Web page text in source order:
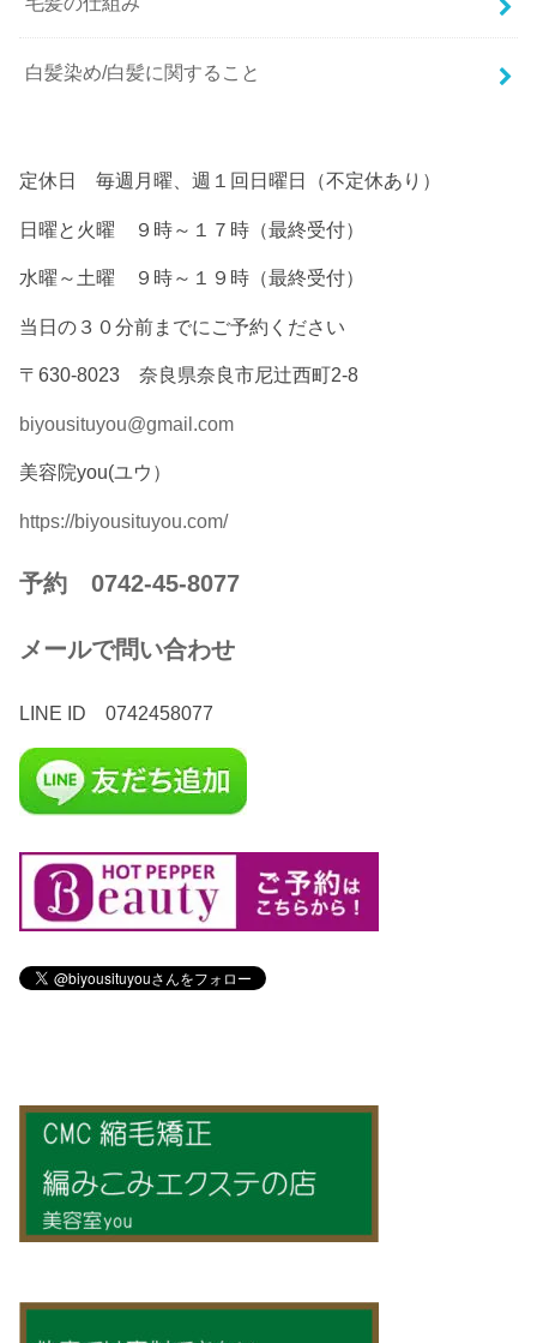
白髪染め/白髪に関すること
定休日 毎週月曜、週１回日曜日（不定休あり）
日曜と火曜 ９時～１７時（最終受付）
水曜～土曜 ９時～１９時（最終受付）
当日の３０分前までにご予約ください
〒630-8023 奈良県奈良市尼辻西町2-8
biyousituyou@gmail.com
美容院you(ユウ）
https://biyousituyou.com/
予約 0742-45-8077
メールで問い合わせ
LINE ID 0742458077